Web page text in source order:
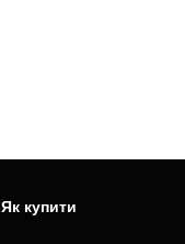
Як купити